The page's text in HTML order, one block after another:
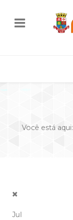
Você está aqui:
Jul